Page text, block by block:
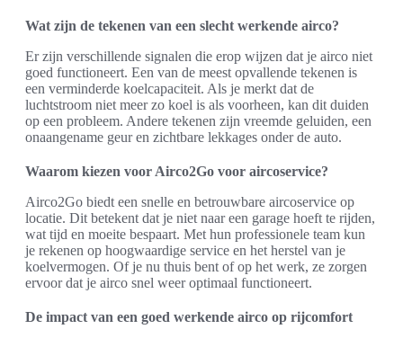
Wat zijn de tekenen van een slecht werkende airco?
Er zijn verschillende signalen die erop wijzen dat je airco niet
goed functioneert. Een van de meest opvallende tekenen is
een verminderde koelcapaciteit. Als je merkt dat de
luchtstroom niet meer zo koel is als voorheen, kan dit duiden
op een probleem. Andere tekenen zijn vreemde geluiden, een
onaangename geur en zichtbare lekkages onder de auto.
Waarom kiezen voor Airco2Go voor aircoservice?
Airco2Go biedt een snelle en betrouwbare aircoservice op
locatie. Dit betekent dat je niet naar een garage hoeft te rijden,
wat tijd en moeite bespaart. Met hun professionele team kun
je rekenen op hoogwaardige service en het herstel van je
koelvermogen. Of je nu thuis bent of op het werk, ze zorgen
ervoor dat je airco snel weer optimaal functioneert.
De impact van een goed werkende airco op rijcomfort